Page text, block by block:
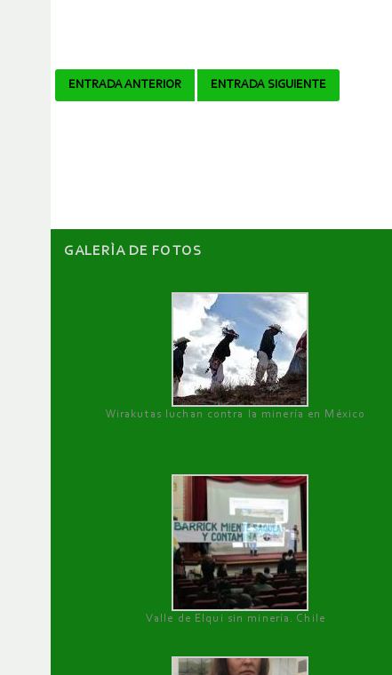
Navegador
ENTRADA ANTERIOR ENTRADA SIGUIENTE
GALERÌA DE FOTOS
Wirakutas luchan contra la minería en México
Valle de Elqui sin minería. Chile